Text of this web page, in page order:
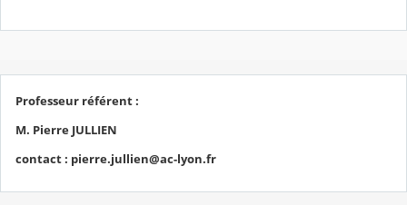
Professeur référent :
M. Pierre JULLIEN
contact : pierre.jullien@ac-lyon.fr